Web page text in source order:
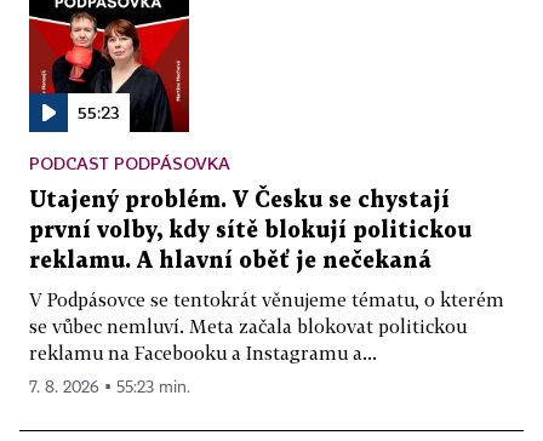
55:23
PODCAST PODPÁSOVKA
Utajený problém. V Česku se chystají
první volby, kdy sítě blokují politickou
reklamu. A hlavní oběť je nečekaná
V Podpásovce se tentokrát věnujeme tématu, o kterém
se vůbec nemluví. Meta začala blokovat politickou
reklamu na Facebooku a Instagramu a...
7. 8. 2026 ▪ 55:23 min.